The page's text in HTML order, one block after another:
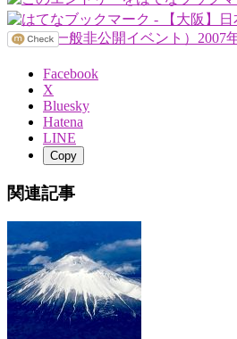
Facebook
X
Bluesky
Hatena
LINE
Copy
関連記事